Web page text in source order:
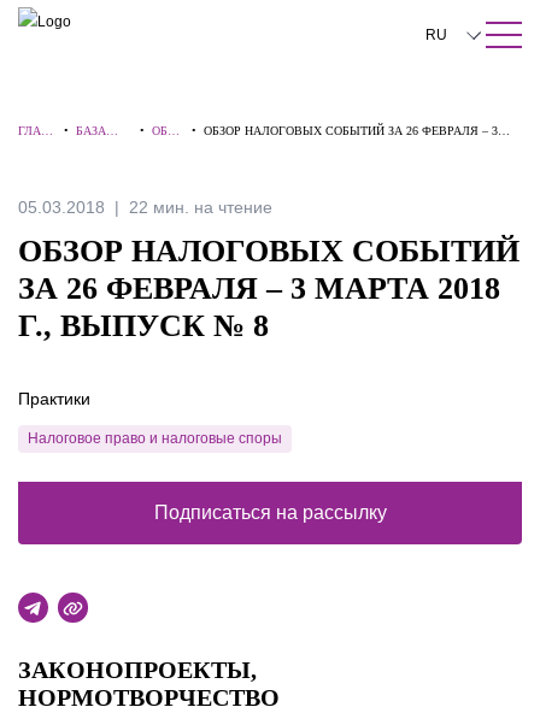
ПОИСК ПО САЙТУ Закрыть
RU
中文
Italiano
ГЛАВ
•БАЗА
• ОБЗО
• ОБЗОР НАЛОГОВЫХ СОБЫТИЙ ЗА 26 ФЕВРАЛЯ – 3
05.03.2018 22 мин. на чтение
ОБЗОР НАЛОГОВЫХ СОБЫТИЙ
ЗА 26 ФЕВРАЛЯ – 3 МАРТА 2018
Г., ВЫПУСК № 8
ЗАКОНОПРОЕКТЫ,
НОРМОТВОРЧЕСТВО
Практики
Налоговое право и налоговые споры
Подписаться на рассылку